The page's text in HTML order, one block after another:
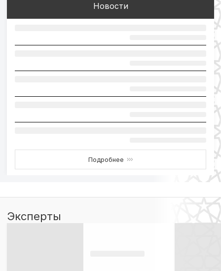
Новости
Подробнее ›››
Эксперты